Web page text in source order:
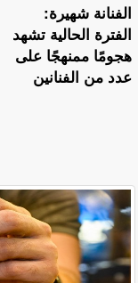
الفنانة شهيرة:
الفترة الحالية تشهد
هجومًا ممنهجًا على
عدد من الفنانين